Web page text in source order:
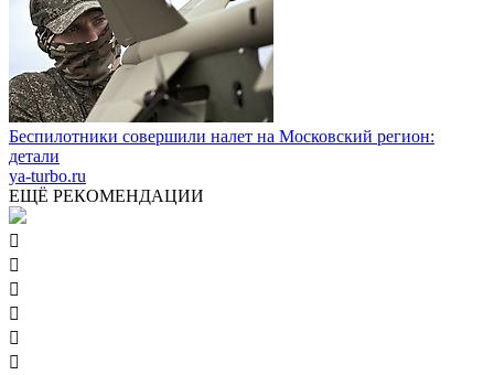
Беспилотники совершили налет на Московский регион:
детали
ya-turbo.ru
ЕЩЁ РЕКОМЕНДАЦИИ





